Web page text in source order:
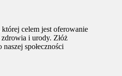
celem jest oferowanie
i urody. Złóż
społeczności